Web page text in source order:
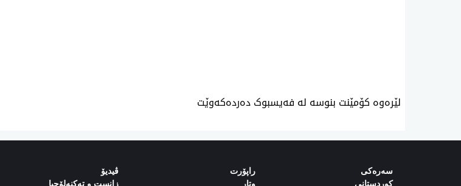
لێرەوە کۆمێنت بنوسە لە فەیسبوک دەردەکەوێت
سەرەکی
کوردستانی
راپۆرت
وتار
ڤیدیۆ
زانست و تەکنەلۆجیا